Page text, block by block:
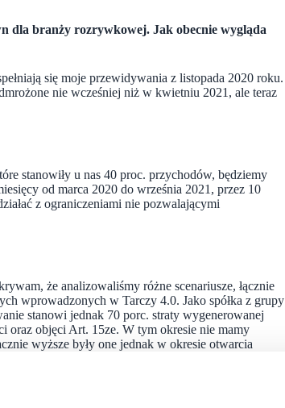
dla branży rozrywkowej. Jak obecnie wygląda
się moje przewidywania z listopada 2020 roku.
nie wcześniej niż w kwietniu 2021, ale teraz
stanowiły u nas 40 proc. przychodów, będziemy
od marca 2020 do września 2021, przez 10
z ograniczeniami nie pozwalającymi
że analizowaliśmy różne scenariusze, łącznie
wprowadzonych w Tarczy 4.0. Jako spółka z grupy
stanowi jednak 70 porc. straty wygenerowanej
oraz objęci Art. 15ze. W tym okresie nie mamy
wyższe były one jednak w okresie otwarcia
realizować pełni naszych usług. Teraz
handlowych, co do funkcjonowania naszych lokali